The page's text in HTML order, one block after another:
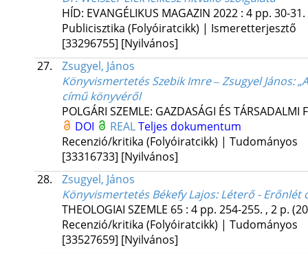
HÍD: EVANGÉLIKUS MAGAZIN 2022: 4 pp. 30-
Publicisztika (Folyóiratcikk) | Ismeretterjesztő
[33296755] [Nyilvános]
27.
Zsugyel, János
Könyvismertetés Szebik Imre ‒ Zsugyel János:
című könyvéről
POLGÁRI SZEMLE: GAZDASÁGI ÉS TÁRSADALMI
DOI
REALTeljes dokumentum
Recenzió/kritika (Folyóiratcikk) | Tudományos
[33316733] [Nyilvános]
28.
Zsugyel, János
Könyvismertetés Békefy Lajos: Léterő -
THEOLOGIAI SZEMLE 65: 4 pp. 254-255. , 2 p.
Recenzió/kritika (Folyóiratcikk) | Tudományos
[33527659] [Nyilvános]